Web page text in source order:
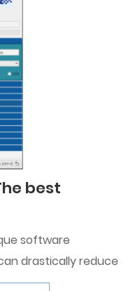
best
software
drastically reduce